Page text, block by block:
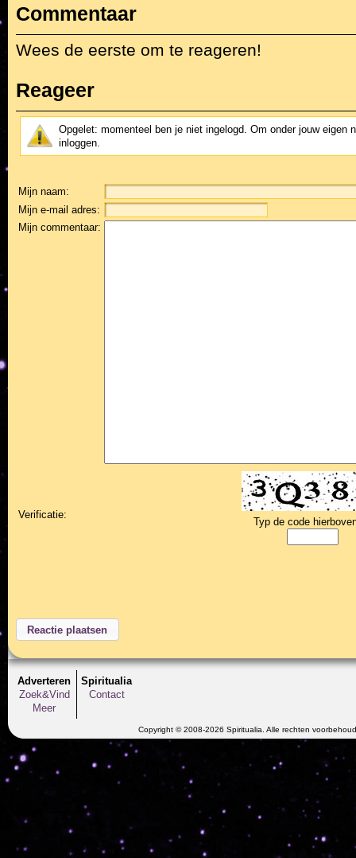
Commentaar
Wees de eerste om te reageren!
Reageer
Opgelet: momenteel ben je niet ingelogd. Om onder jouw eigen
inloggen.
Mijn naam:
Mijn e-mail adres:
Mijn commentaar:
Verificatie:
Typ de code
Adverteren
Zoek&Vind
Meer
Spiritualia
Contact
Copyright © 2008-2026 Spiritualia. Alle rechten